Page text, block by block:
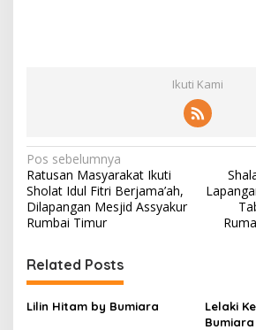
Ikuti Kami
N
a
v
i
g
a
s
Pos sebelumnya
Ratusan Masyarakat Ikuti
Sholat Idul Fitri Berjama’ah,
Dilapangan Mesjid Assyakur
Rumbai Timur
Related Posts
Lilin Hitam by Bumiara
Lelaki
Bumiara